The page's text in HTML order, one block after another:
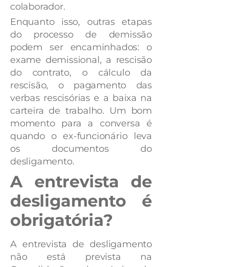
colaborador.
Enquanto isso, outras etapas
do processo de demissão
podem ser encaminhados: o
exame demissional, a rescisão
do contrato, o cálculo da
rescisão, o pagamento das
verbas rescisórias e a baixa na
carteira de trabalho. Um bom
momento para a conversa é
quando o ex-funcionário leva
os documentos do
desligamento.
A entrevista de
desligamento é
obrigatória?
A entrevista de desligamento
não está prevista na